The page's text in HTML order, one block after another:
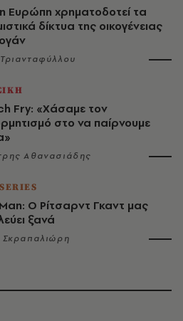
Ευρώπη χρηματοδοτεί τα
δίκτυα της οικογένειας
Fry: «Χάσαμε τον
στο να παίρνουμε
Αθανασιάδης
Ο Ρίτσαρντ Γκαντ μας
ξανά
Σκραπαλιώρη